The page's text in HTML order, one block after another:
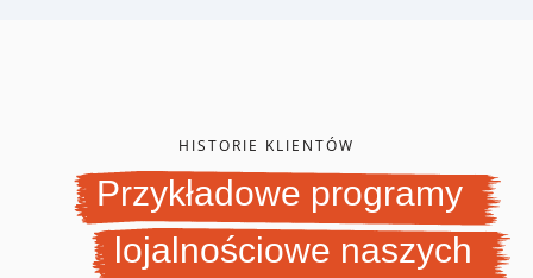
HISTORIE KLIENTÓW
Przykładowe programy
lojalnościowe naszych